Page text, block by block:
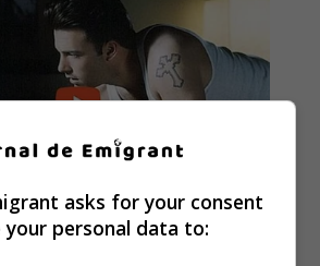
asks for your consent
your personal data to: